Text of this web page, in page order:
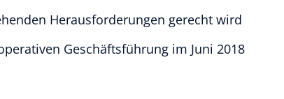
Herausforderungen gerecht wird
Geschäftsführung im Juni 2018